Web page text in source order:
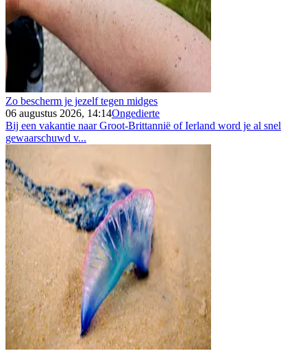
Zo bescherm je jezelf tegen midges
06 augustus 2026, 14:14Ongedierte
Bij een vakantie naar Groot-Brittannië of Ierland word je al snel
gewaarschuwd v...